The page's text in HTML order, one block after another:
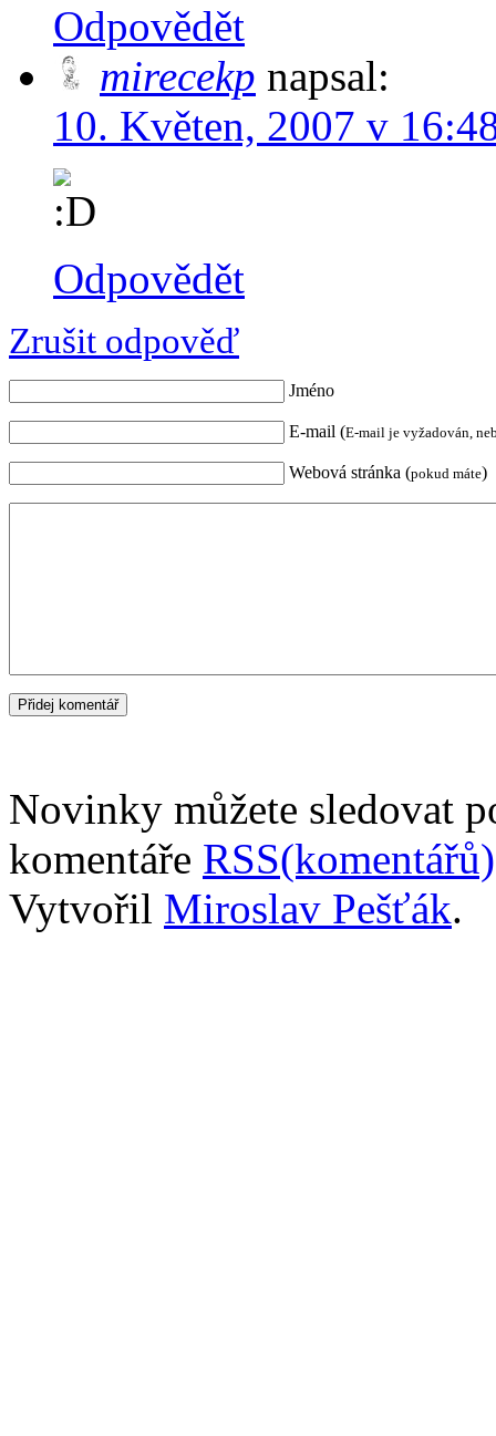
Odpovědět
mirecekp napsal:
10. Květen, 2007 v
Odpovědět
Zrušit odpověď
Jméno
E-mail (E-mail je vyžadován,
Webová stránka (pokud máte)
Novinky můžete sledovat
komentáře RSS(komentářů)
Vytvořil Miroslav Pešťák.